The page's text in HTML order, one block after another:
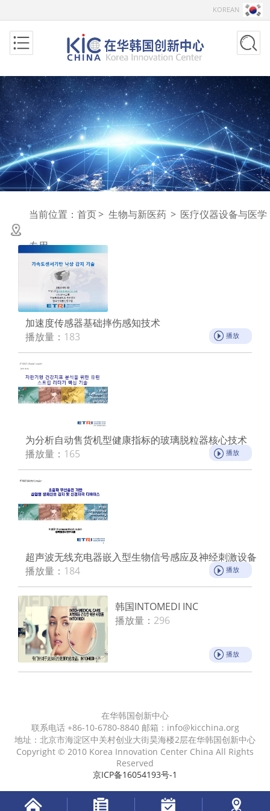
KOREAN
当前位置： 首页> 生物与新医药 > 医疗仪器设备与医学
专用
加速度传感器基础摔伤感知技术
播放量： 183 播放
为分析自动售货机型健康指标的玻璃脱粒器核心技术
播放量： 165 播放
超声波无线充电器嵌入型生物信号感应及神经刺激设备
播放量： 184 播放
韩国INTOMEDI INC
播放量： 296
播放
在华韩国创新中心
联系电话 +86-10-6780-8840 邮箱：info@kicchina.org
地址：北京市海淀区中关村创业大街昊海楼2层在华韩国创新中心
Copyright © 2010 Korea Innovation Center China All Rights
Reserved
京ICP备16054193号-1